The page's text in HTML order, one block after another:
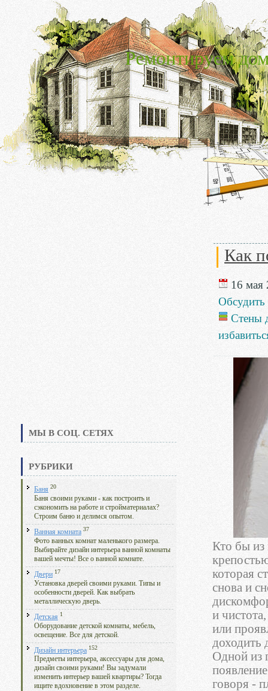
Ремонтируем
МЫ В СОЦ. СЕТЯХ
РУБРИКИ
Баня 20
Баня своими руками - как построить и
сэкономить на работе и стройматериалах?
Строим баню и делимся опытом.
Ванная комната 37
Фото ванных комнат маленького размера.
Выбирайте дизайн интерьера ванной комнаты
вашей мечты! Все о ванной комнате.
Двери 17
Установка дверей своими руками. Типы и
особенности дверей. Как выбрать
металлическую дверь.
Детская 1
Оборудование детской комнаты, мебель,
освещение. Все для детской.
Дизайн интерьера 152
Предметы интерьера, аксессуары для дома,
дизайн своими руками! Вы задумали
изменить интерьер вашей квартиры? Тогда
ищите вдохновение в этом разделе.
Как
16 мая
Обсудить
Стены
Кто бы из
которая
снова и
и
или
доходить
Одной из
говоря -